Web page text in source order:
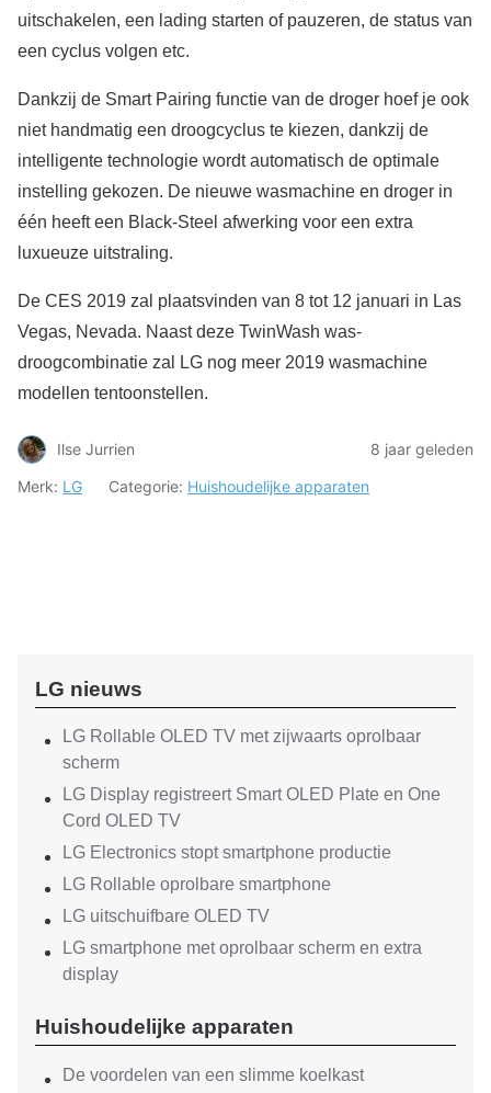
uitschakelen, een lading starten of pauzeren, de status van
een cyclus volgen etc.
Dankzij de Smart Pairing functie van de droger hoef je ook
niet handmatig een droogcyclus te kiezen, dankzij de
intelligente technologie wordt automatisch de optimale
instelling gekozen. De nieuwe wasmachine en droger in
één heeft een Black-Steel afwerking voor een extra
luxueuze uitstraling.
De CES 2019 zal plaatsvinden van 8 tot 12 januari in Las
Vegas, Nevada. Naast deze TwinWash was-
droogcombinatie zal LG nog meer 2019 wasmachine
modellen tentoonstellen.
Ilse Jurrien
8 jaar geleden
Merk: LG Categorie: Huishoudelijke apparaten
LG nieuws
LG Rollable OLED TV met zijwaarts oprolbaar
scherm
LG Display registreert Smart OLED Plate en One
Cord OLED TV
LG Electronics stopt smartphone productie
LG Rollable oprolbare smartphone
LG uitschuifbare OLED TV
LG smartphone met oprolbaar scherm en extra
display
Huishoudelijke apparaten
De voordelen van een slimme koelkast